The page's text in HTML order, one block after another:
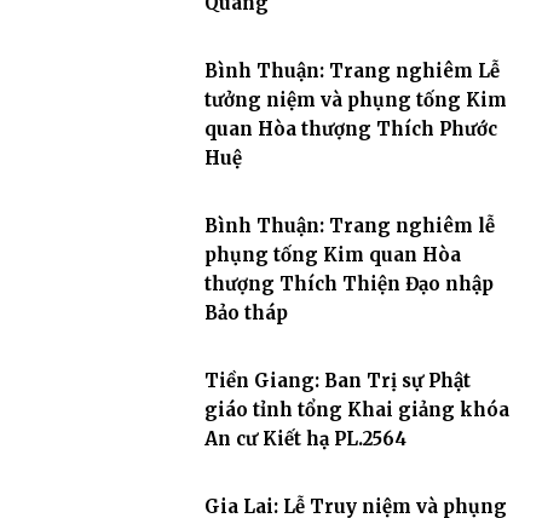
Bình Thuận: Trang nghiêm Lễ
tưởng niệm và phụng tống Kim
quan Hòa thượng Thích Phước
Huệ
Bình Thuận: Trang nghiêm lễ
phụng tống Kim quan Hòa
thượng Thích Thiện Đạo nhập
Bảo tháp
Tiền Giang: Ban Trị sự Phật
giáo tỉnh tổng Khai giảng khóa
An cư Kiết hạ PL.2564
Gia Lai: Lễ Truy niệm và phụng